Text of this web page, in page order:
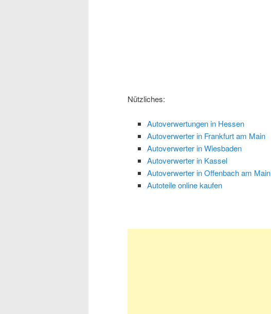
Nützliches:
Autoverwertungen in Hessen
Autoverwerter in Frankfurt am Main
Autoverwerter in Wiesbaden
Autoverwerter in Kassel
Autoverwerter in Offenbach am Main
Autoteile online kaufen